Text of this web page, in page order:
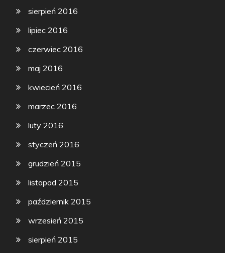
sierpień 2016
lipiec 2016
czerwiec 2016
maj 2016
kwiecień 2016
marzec 2016
luty 2016
styczeń 2016
grudzień 2015
listopad 2015
październik 2015
wrzesień 2015
sierpień 2015